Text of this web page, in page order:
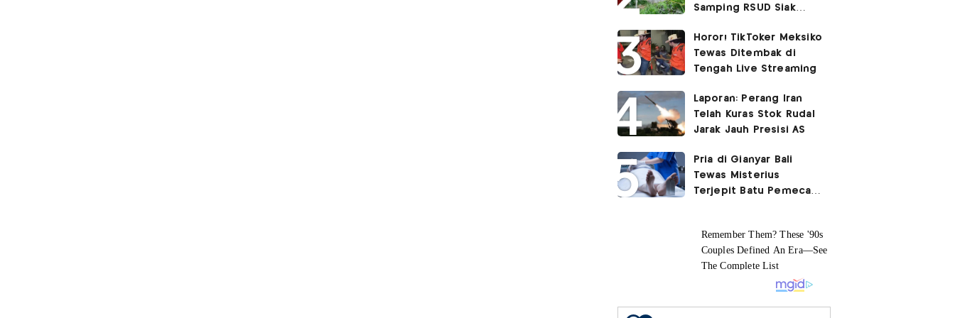
Samping RSUD Siak
Rocuronium
Horor! TikToker Meksiko
Tewas Ditembak di
Tengah Live Streaming
Laporan: Perang Iran
Telah Kuras Stok Rudal
Jarak Jauh Presisi AS
Pria di Gianyar Bali
Tewas Misterius
Terjepit Batu Pemecah